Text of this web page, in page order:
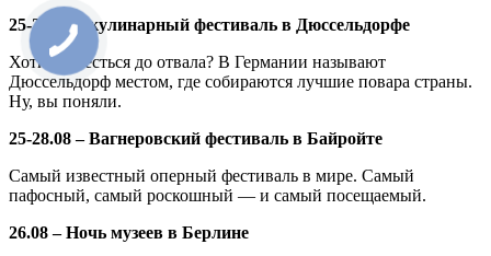
25-27.08 – кулинарный фестиваль в Дюссельдорфе
Хотите наесться до отвала? В Германии называют
Дюссельдорф местом, где собираются лучшие повара страны.
Ну, вы поняли.
25-28.08 – Вагнеровский фестиваль в Байройте
Самый известный оперный фестиваль в мире. Самый
пафосный, самый роскошный — и самый посещаемый.
26.08 – Ночь музеев в Берлине